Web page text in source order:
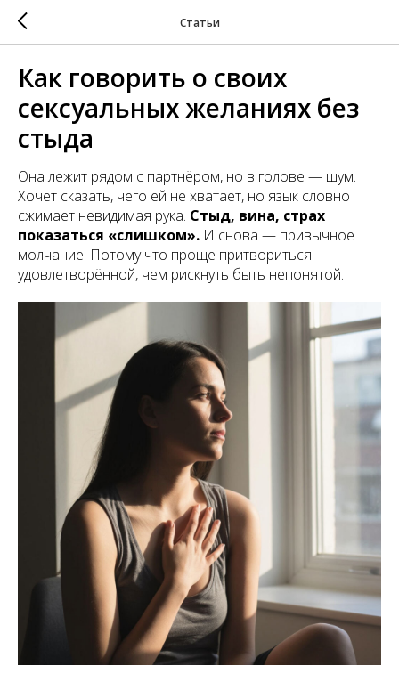
Статьи
Как говорить о своих
сексуальных желаниях без
стыда
Она лежит рядом с партнёром, но в голове — шум.
Хочет сказать, чего ей не хватает, но язык словно
сжимает невидимая рука. Стыд, вина, страх
показаться «слишком». И снова — привычное
молчание. Потому что проще притвориться
удовлетворённой, чем рискнуть быть непонятой.